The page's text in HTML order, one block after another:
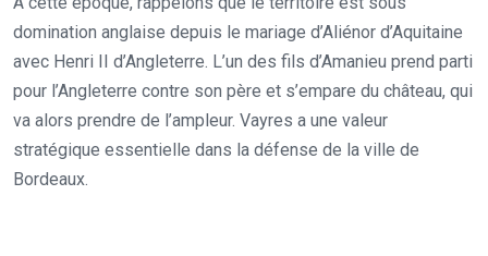
domination anglaise depuis le mariage d’Aliénor d’Aquitaine
avec Henri II d’Angleterre. L’un des fils d’Amanieu prend parti
pour l’Angleterre contre son père et s’empare du château, qui
va alors prendre de l’ampleur. Vayres a une valeur
stratégique essentielle dans la défense de la ville de
Bordeaux.